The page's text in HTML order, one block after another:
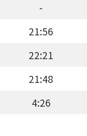
-
21:56
22:21
21:48
4:26